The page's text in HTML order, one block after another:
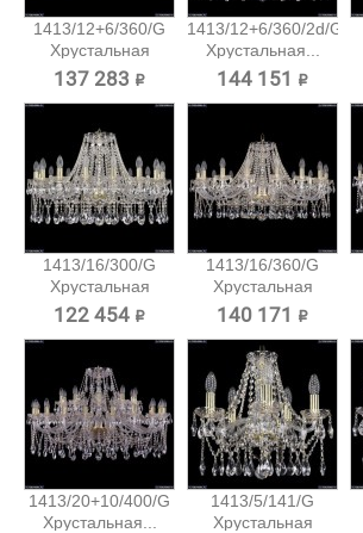
1413/12+6/360/G
Хрустальная
подвесная...
137 283 ₽
1413/12+6/360/2d/G
Хрустальная...
144 151 ₽
1413/16/300/G
Хрустальная
подвесная...
122 454 ₽
1413/16/360/G
Хрустальная
подвесная...
140 171 ₽
1413/20+10/400/G
Хрустальная...
1413/5/141/G
Хрустальная